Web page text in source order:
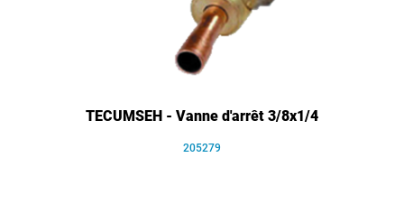
TECUMSEH - Vanne d'arrêt 3/8x1/4
205279